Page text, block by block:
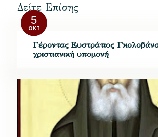
Δείτε Επίσης
5
ΟΚΤ
Γέροντας Ευστράτιος
χριστιανική υπομονή